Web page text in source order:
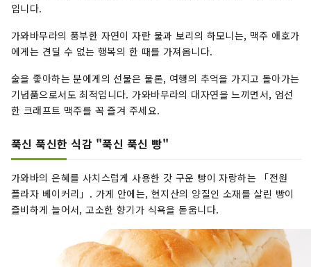
입니다.
가와바무라의 풍부한 자연이 자란 물과 보리의 하모니는, 맥주 애호가
에게는 견딜 수 없는 행복의 한 때를 가져옵니다.
술을 좋아하는 분에게의 선물은 물론, 여행의 추억을 가지고 돌아가는
기념품으로서도 최적입니다. 가와바무라의 대자연을 느끼면서, 엄선
한 크래프트 맥주를 꼭 즐겨 주세요.
푹신 푹신한 식감 "푹신 푹신 빵"
가와바의 은혜를 사치스럽게 사용한 갓 구운 빵이 자랑하는 「전원
플라자 베이커리」. 가게 안에는, 현지산의 양질인 소재를 살린 빵이
즐비하게 늘어서, 고소한 향기가 식욕을 돋웁니다.